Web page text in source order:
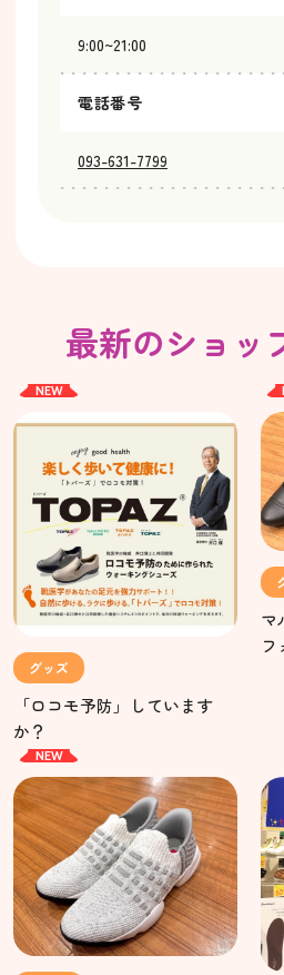
9:00~21:00
電話番号
093-631-7799
最新のショッ
NEW
グッズ
「ロコモ予防」しています
か？
マ
NEW